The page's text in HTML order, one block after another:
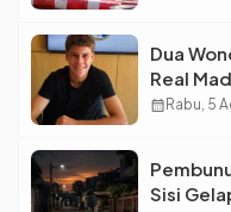
Dua
Real
Bintang
calendar_monthRabu, 5
Sisi